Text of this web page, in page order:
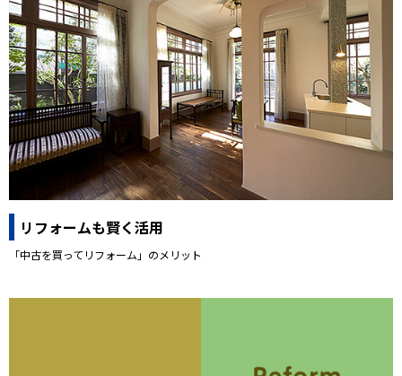
リフォームも賢く活用
「中古を買ってリフォーム」のメリット